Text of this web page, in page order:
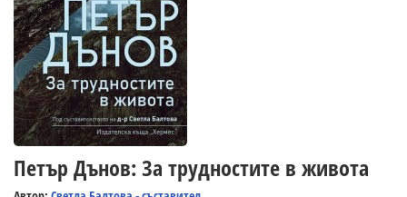
Петър Дънов: За трудностите в живота